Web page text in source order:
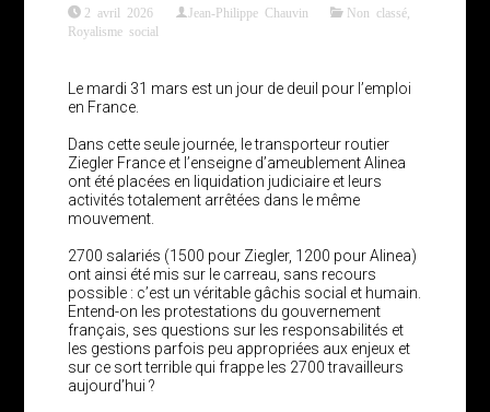
2 avril 2026 Jean-Philippe Chauvin Non classé
Royalisme social
Le mardi 31 mars est un jour de deuil pour l’emploi
en France.
Dans cette seule journée, le transporteur routier
Ziegler France et l’enseigne d’ameublement Alinea
ont été placées en liquidation judiciaire et leurs
activités totalement arrêtées dans le même
mouvement.
2700 salariés (1500 pour Ziegler, 1200 pour Alinea)
ont ainsi été mis sur le carreau, sans recours
possible : c’est un véritable gâchis social et humain.
Entend-on les protestations du gouvernement
français, ses questions sur les responsabilités et
les gestions parfois peu appropriées aux enjeux et
sur ce sort terrible qui frappe les 2700 travailleurs
aujourd’hui ?